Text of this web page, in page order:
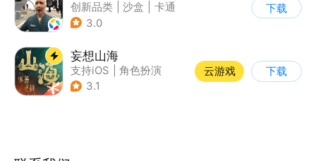
创新品类 沙盒
卡通
| 建造
3.0
下载
妄想山海
支持iOS
角色扮演
| 店铺经营
3.1
云游戏 下载